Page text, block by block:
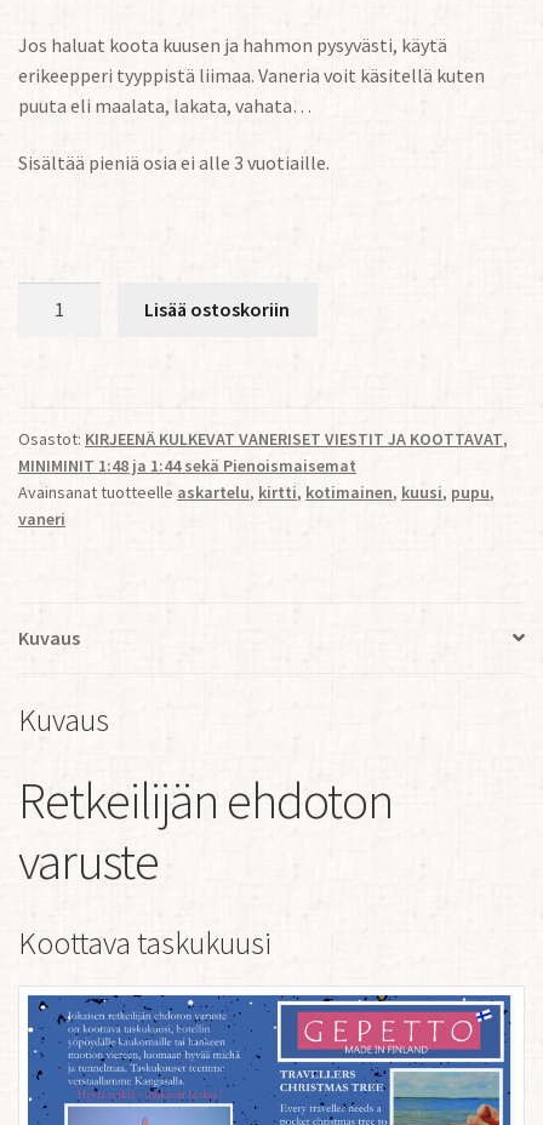
Jos haluat koota kuusen ja hahmon pysyvästi, käytä
erikeepperi tyyppistä liimaa. Vaneria voit käsitellä kuten
puuta eli maalata, lakata, vahata…
Sisältää pieniä osia ei alle 3 vuotiaille.
määrä
Lisää ostoskoriin
Osastot: KIRJEENÄ KULKEVAT VANERISET VIESTIT JA KOOTTAVAT,
MINIMINIT 1:48 ja 1:44 sekä Pienoismaisemat
Avainsanat tuotteelle askartelu, kirtti, kotimainen, kuusi, pupu,
vaneri
Kuvaus
Kuvaus
Retkeilijän ehdoton
varuste
Koottava taskukuusi